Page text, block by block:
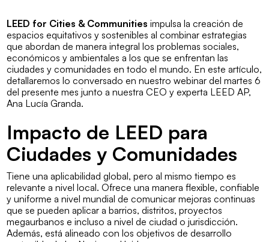
LEED for Cities & Communities impulsa la creación de
espacios equitativos y sostenibles al combinar estrategias
que abordan de manera integral los problemas sociales,
económicos y ambientales a los que se enfrentan las
ciudades y comunidades en todo el mundo. En este artículo,
detallaremos lo conversado en nuestro webinar del martes 6
del presente mes junto a nuestra CEO y experta LEED AP,
Ana Lucía Granda.
Impacto de LEED para
Ciudades y Comunidades
Tiene una aplicabilidad global, pero al mismo tiempo es
relevante a nivel local. Ofrece una manera flexible, confiable
y uniforme a nivel mundial de comunicar mejoras continuas
que se pueden aplicar a barrios, distritos, proyectos
megaurbanos e incluso a nivel de ciudad o jurisdicción.
Además, está alineado con los objetivos de desarrollo